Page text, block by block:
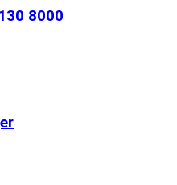
8000